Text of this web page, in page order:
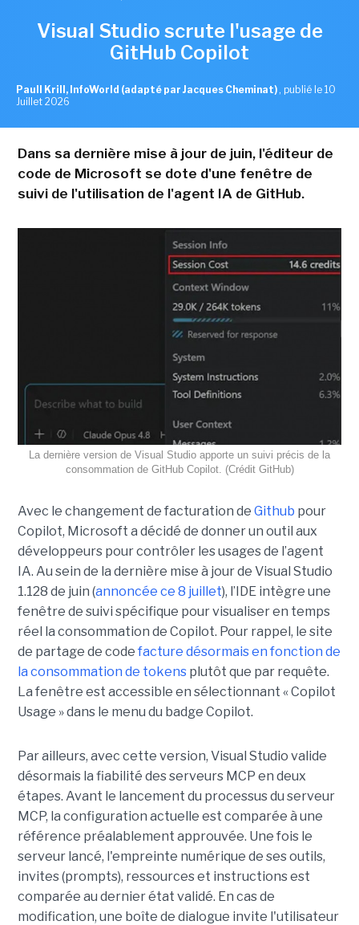
Visual Studio scrute l'usage de
GitHub Copilot
Paull Krill, InfoWorld (adapté par Jacques Cheminat) , publié le 10
Juillet 2026
Dans sa dernière mise à jour de juin, l'éditeur de
code de Microsoft se dote d'une fenêtre de
suivi de l'utilisation de l'agent IA de GitHub.
La dernière version de Visual Studio apporte un suivi précis de la
consommation de GitHub Copilot. (Crédit GitHub)
Avec le changement de facturation de Github pour
Copilot, Microsoft a décidé de donner un outil aux
développeurs pour contrôler les usages de l’agent
IA. Au sein de la dernière mise à jour de Visual Studio
1.128 de juin (annoncée ce 8 juillet), l’IDE intègre une
fenêtre de suivi spécifique pour visualiser en temps
réel la consommation de Copilot. Pour rappel, le site
de partage de code facture désormais en fonction de
la consommation de tokens plutôt que par requête.
La fenêtre est accessible en sélectionnant « Copilot
Usage » dans le menu du badge Copilot.
Par ailleurs, avec cette version, Visual Studio valide
désormais la fiabilité des serveurs MCP en deux
étapes. Avant le lancement du processus du serveur
MCP, la configuration actuelle est comparée à une
référence préalablement approuvée. Une fois le
serveur lancé, l'empreinte numérique de ses outils,
invites (prompts), ressources et instructions est
comparée au dernier état validé. En cas de
modification, une boîte de dialogue invite l'utilisateur